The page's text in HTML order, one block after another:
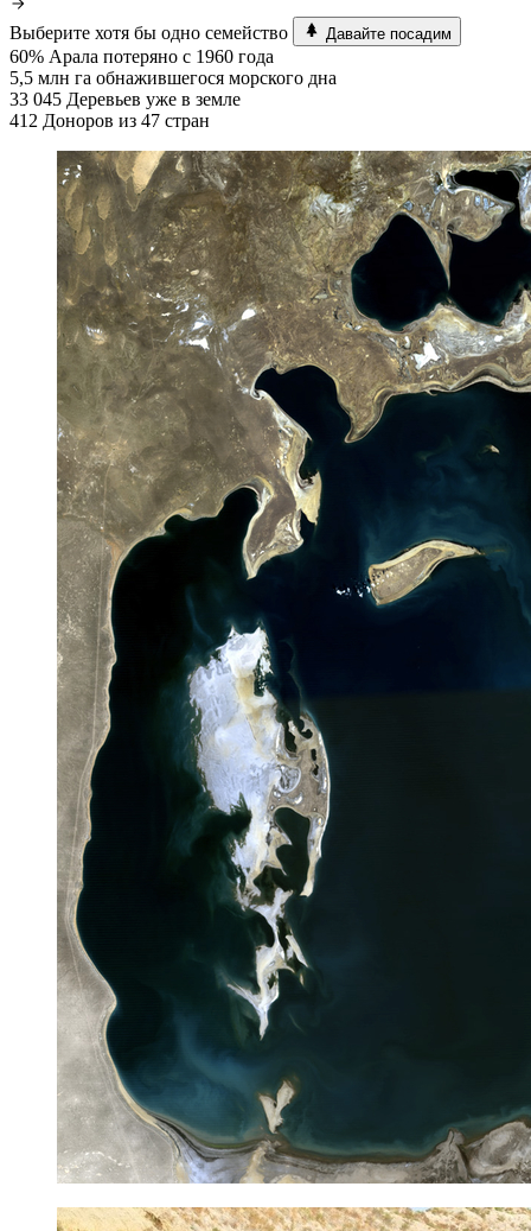
Выберите хотя бы одно семейство Давайте посадим
60% Арала потеряно с 1960 года
5,5 млн га обнажившегося морского дна
33 045 Деревьев уже в земле
412 Доноров из 47 стран